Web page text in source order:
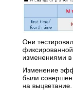
Они
изменениями в
Изменение
были
на